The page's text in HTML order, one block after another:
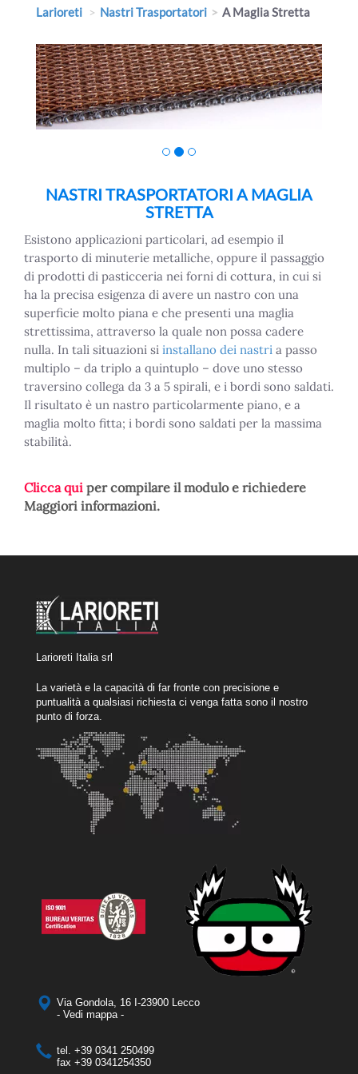
Larioreti Nastri Trasportatori A Maglia Stretta
NASTRI TRASPORTATORI A MAGLIA
STRETTA
Esistono applicazioni particolari, ad esempio il
trasporto di minuterie metalliche, oppure il passaggio
di prodotti di pasticceria nei forni di cottura, in cui si
ha la precisa esigenza di avere un nastro con una
superficie molto piana e che presenti una maglia
strettissima, attraverso la quale non possa cadere
nulla. In tali situazioni si installano dei nastri a passo
multiplo – da triplo a quintuplo – dove uno stesso
traversino collega da 3 a 5 spirali, e i bordi sono saldati.
Il risultato è un nastro particolarmente piano, e a
maglia molto fitta; i bordi sono saldati per la massima
stabilità.
Clicca qui per compilare il modulo e richiedere
Maggiori informazioni.
Larioreti Italia srl
La varietà e la capacità di far fronte con precisione e
puntualità a qualsiasi richiesta ci venga fatta sono il nostro
punto di forza.
Via Gondola, 16 I-23900 Lecco
- Vedi mappa -
tel. +39 0341 250499
fax +39 0341254350